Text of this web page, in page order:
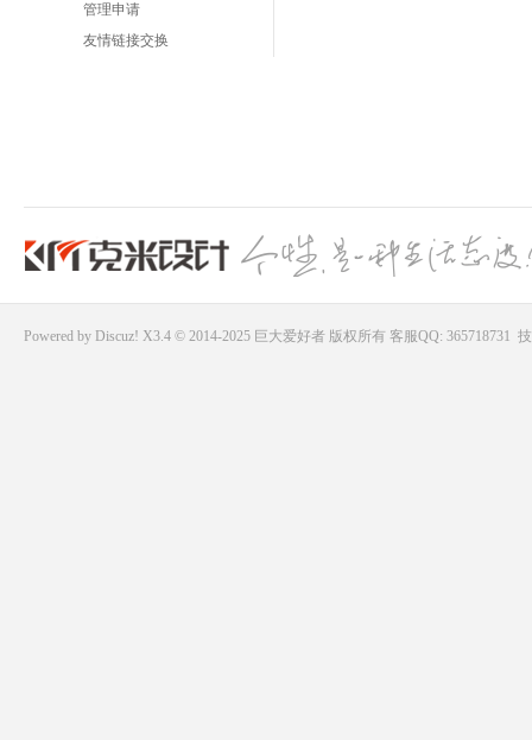
管理申请
友情链接交换
Powered by Discuz! X3.4 © 2014-2025 巨大爱好者版权所有 客服QQ: 365718731